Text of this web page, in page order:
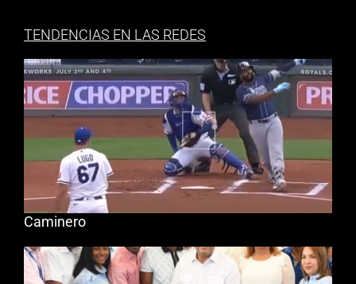
TENDENCIAS EN LAS REDES
Caminero